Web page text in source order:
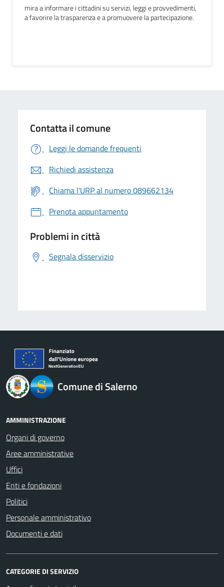
mira a informare i cittadini su servizi, leggi e provvedimenti,
a favorire la trasparenza e a promuovere la partecipazione.
Contatta il comune
Leggi le domande frequenti
Richiedi assistenza
Chiama l'URP al numero 089662134
Prenota appuntamento
Problemi in città
Segnala disservizio
logo Unione Europea
Comune di Salerno
AMMINISTRAZIONE
Organi di governo
Aree amministrative
Uffici
Enti e fondazioni
Politici
Personale amministrativo
Documenti e dati
CATEGORIE DI SERVIZIO